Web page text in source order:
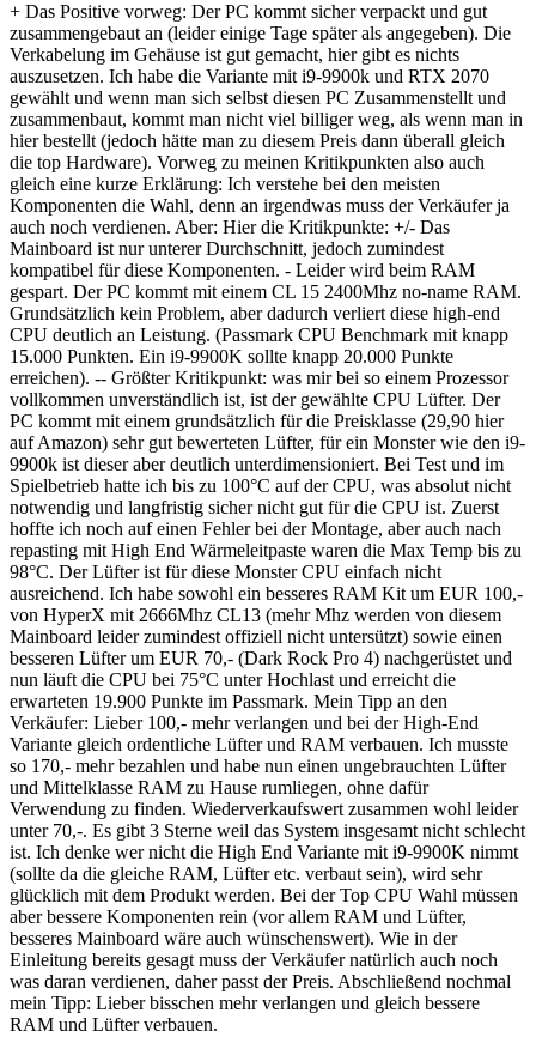
+ Das Positive vorweg: Der PC kommt sicher verpackt und gut
zusammengebaut an (leider einige Tage später als angegeben). Die
Verkabelung im Gehäuse ist gut gemacht, hier gibt es nichts
auszusetzen. Ich habe die Variante mit i9-9900k und RTX 2070
gewählt und wenn man sich selbst diesen PC Zusammenstellt und
zusammenbaut, kommt man nicht viel billiger weg, als wenn man in
hier bestellt (jedoch hätte man zu diesem Preis dann überall gleich
die top Hardware). Vorweg zu meinen Kritikpunkten also auch
gleich eine kurze Erklärung: Ich verstehe bei den meisten
Komponenten die Wahl, denn an irgendwas muss der Verkäufer ja
auch noch verdienen. Aber: Hier die Kritikpunkte: +/- Das
Mainboard ist nur unterer Durchschnitt, jedoch zumindest
kompatibel für diese Komponenten. - Leider wird beim RAM
gespart. Der PC kommt mit einem CL 15 2400Mhz no-name RAM.
Grundsätzlich kein Problem, aber dadurch verliert diese high-end
CPU deutlich an Leistung. (Passmark CPU Benchmark mit knapp
15.000 Punkten. Ein i9-9900K sollte knapp 20.000 Punkte
erreichen). -- Größter Kritikpunkt: was mir bei so einem Prozessor
vollkommen unverständlich ist, ist der gewählte CPU Lüfter. Der
PC kommt mit einem grundsätzlich für die Preisklasse (29,90 hier
auf Amazon) sehr gut bewerteten Lüfter, für ein Monster wie den i9-
9900k ist dieser aber deutlich unterdimensioniert. Bei Test und im
Spielbetrieb hatte ich bis zu 100°C auf der CPU, was absolut nicht
notwendig und langfristig sicher nicht gut für die CPU ist. Zuerst
hoffte ich noch auf einen Fehler bei der Montage, aber auch nach
repasting mit High End Wärmeleitpaste waren die Max Temp bis zu
98°C. Der Lüfter ist für diese Monster CPU einfach nicht
ausreichend. Ich habe sowohl ein besseres RAM Kit um EUR 100,-
von HyperX mit 2666Mhz CL13 (mehr Mhz werden von diesem
Mainboard leider zumindest offiziell nicht untersützt) sowie einen
besseren Lüfter um EUR 70,- (Dark Rock Pro 4) nachgerüstet und
nun läuft die CPU bei 75°C unter Hochlast und erreicht die
erwarteten 19.900 Punkte im Passmark. Mein Tipp an den
Verkäufer: Lieber 100,- mehr verlangen und bei der High-End
Variante gleich ordentliche Lüfter und RAM verbauen. Ich musste
so 170,- mehr bezahlen und habe nun einen ungebrauchten Lüfter
und Mittelklasse RAM zu Hause rumliegen, ohne dafür
Verwendung zu finden. Wiederverkaufswert zusammen wohl leider
unter 70,-. Es gibt 3 Sterne weil das System insgesamt nicht schlecht
ist. Ich denke wer nicht die High End Variante mit i9-9900K nimmt
(sollte da die gleiche RAM, Lüfter etc. verbaut sein), wird sehr
glücklich mit dem Produkt werden. Bei der Top CPU Wahl müssen
aber bessere Komponenten rein (vor allem RAM und Lüfter,
besseres Mainboard wäre auch wünschenswert). Wie in der
Einleitung bereits gesagt muss der Verkäufer natürlich auch noch
was daran verdienen, daher passt der Preis. Abschließend nochmal
mein Tipp: Lieber bisschen mehr verlangen und gleich bessere
RAM und Lüfter verbauen.